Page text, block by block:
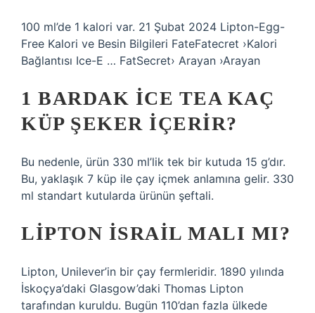
100 ml’de 1 kalori var. 21 Şubat 2024 Lipton-Egg-
Free Kalori ve Besin Bilgileri FateFatecret ›Kalori
Bağlantısı Ice-E … FatSecret› Arayan ›Arayan
1 BARDAK ICE TEA KAÇ
KÜP ŞEKER IÇERIR?
Bu nedenle, ürün 330 ml’lik tek bir kutuda 15 g’dır.
Bu, yaklaşık 7 küp ile çay içmek anlamına gelir. 330
ml standart kutularda ürünün şeftali.
LIPTON İSRAIL MALI MI?
Lipton, Unilever’in bir çay fermleridir. 1890 yılında
İskoçya’daki Glasgow’daki Thomas Lipton
tarafından kuruldu. Bugün 110’dan fazla ülkede